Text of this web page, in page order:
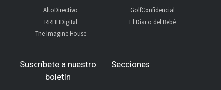
AltoDirectivo
RRHHDigital
The Imagine House
GolfConfidencial
El Diario del Bebé
Suscríbete a nuestro
boletín
Secciones